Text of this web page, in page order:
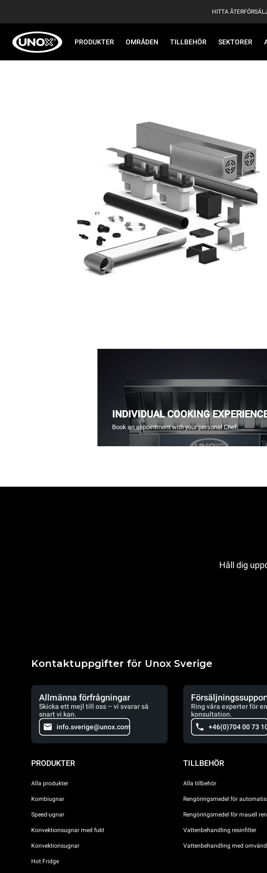
HITTA
PRODUKTER OMRÅDEN TILLBEHÖR SEKTORER
INDIVIDUAL COOKING
Book an appointment with your personal Chef.
Håll dig
Kontaktuppgifter för Unox Sverige
Allmänna förfrågningar
Skicka ett mejl till oss – vi svarar så
snart vi kan.
info.sverige@unox.com
Ring våra experter för
konsultation.
+46(0)704 00 73
PRODUKTER
Alla produkter
Kombiugnar
Speed-ugnar
Konvektionsugnar med fukt
Konvektionsugnar
Hot Fridge
TILLBEHÖR
Alla tillbehör
Rengöringsmedel för
Rengöringsmedel för mauell
Vattenbehandling resinfilter
Vattenbehandling med